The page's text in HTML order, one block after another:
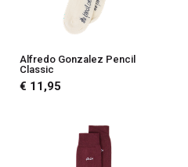
Alfredo Gonzalez Pencil
Classic
€ 11,95